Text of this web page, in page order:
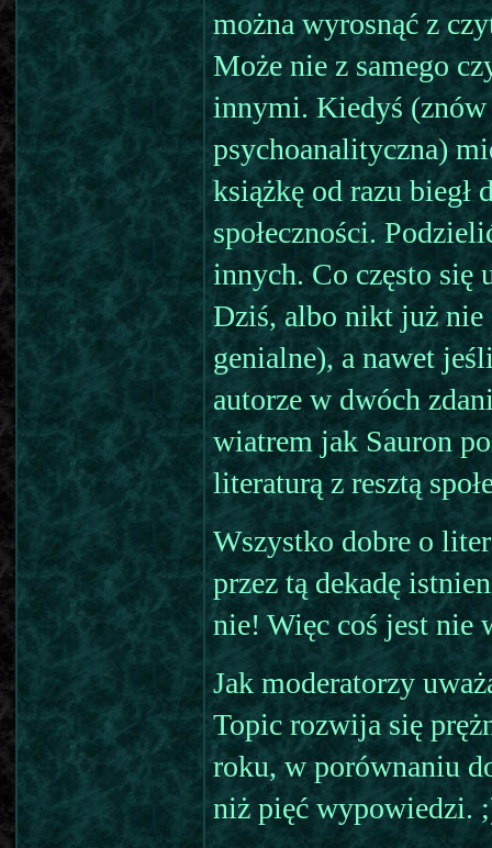
można wyrosnąć z
Może nie z samego
innymi. Kiedyś (znów
psychoanalityczna)
książkę od razu biegł
społeczności.
innych. Co często się
Dziś, albo nikt już nie
genialne), a nawet
autorze w dwóch
wiatrem jak Sauron
literaturą z resztą
Wszystko dobre o
przez tą dekadę
nie! Więc coś jest nie
Jak moderatorzy
Topic rozwija się
roku, w porównaniu
niż pięć wypowiedzi.